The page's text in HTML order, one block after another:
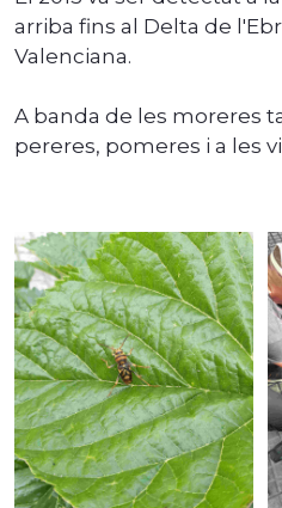
arriba fins al Delta de
Valenciana.
A banda de les moreres
pereres, pomeres i a les